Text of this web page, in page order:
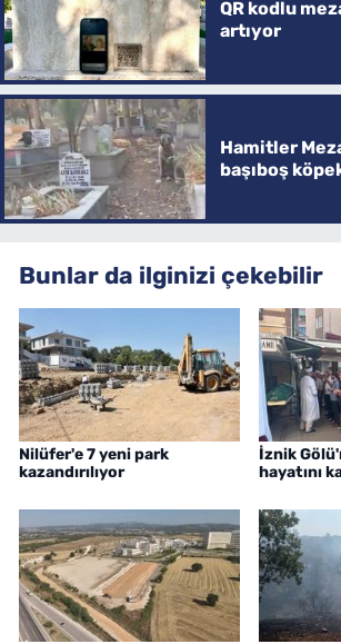
QR kodlu
artıyor
Hamitler
başıboş
Bunlar da ilginizi çekebilir
Nilüfer'e 7 yeni park
kazandırılıyor
İznik
hayatını